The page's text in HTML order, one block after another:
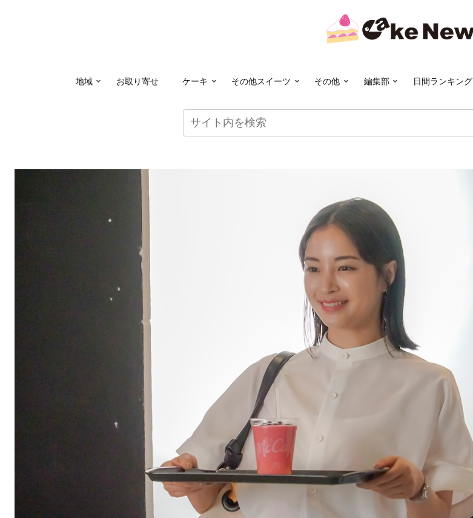
地域 お取り寄せ ケーキ その他スイーツ その他 編集部 日間ランキング